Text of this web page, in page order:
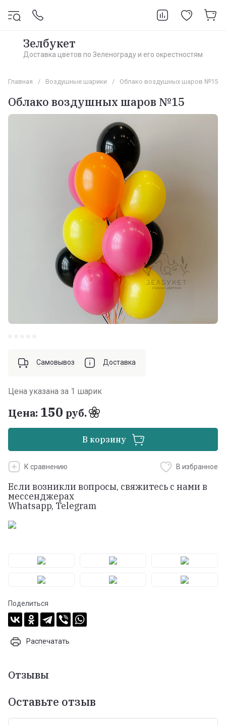
Зелбукет
Доставка цветов по Зеленограду и его окрестностям
Главная / Воздушные шарики / Облако воздушных шаров №15
Облако воздушных шаров №15
Самовывоз Доставка
Цена указана за 1 шарик
Цена: 150 руб.
В корзину
К сравнению В избранное
Если возникли вопросы, свяжитесь с нами в
мессенджерах
Whatsapp, Telegram
Поделиться
Распечатать
Отзывы
Оставьте отзыв